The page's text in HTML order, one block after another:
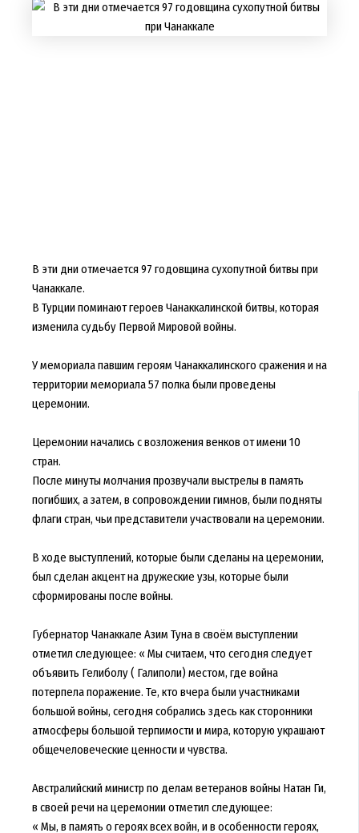
В эти дни отмечается 97 годовщина сухопутной битвы при
Чанаккале.
В Турции поминают героев Чанаккалинской битвы, которая
изменила судьбу Первой Мировой войны.
У мемориала павшим героям Чанаккалинского сражения и на
территории мемориала 57 полка были проведены
церемонии.
Церемонии начались с возложения венков от имени 10
стран.
После минуты молчания прозвучали выстрелы в память
погибших, а затем, в сопровождении гимнов, были подняты
флаги стран, чьи представители участвовали на церемонии.
В ходе выступлений, которые были сделаны на церемонии,
был сделан акцент на дружеские узы, которые были
сформированы после войны.
Губернатор Чанаккале Азим Туна в своём выступлении
отметил следующее: « Мы считаем, что сегодня следует
объявить Гелиболу ( Галиполи) местом, где война
потерпела поражение. Те, кто вчера были участниками
большой войны, сегодня собрались здесь как сторонники
атмосферы большой терпимости и мира, которую украшают
общечеловеческие ценности и чувства.
Австралийский министр по делам ветеранов войны Натан Ги,
в своей речи на церемонии отметил следующее:
« Мы, в память о героях всех войн, и в особенности героях,